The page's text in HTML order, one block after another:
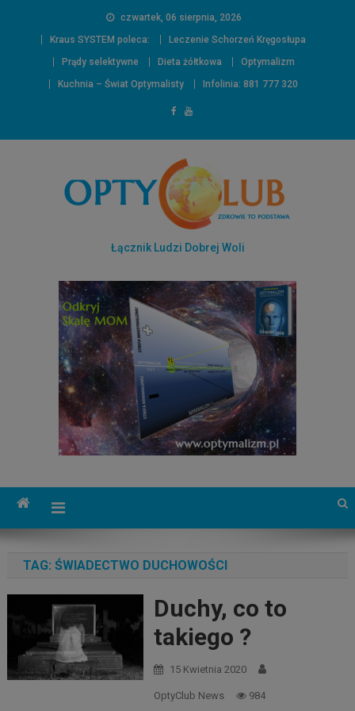
czwartek, 06 sierpnia, 2026
Kraus SYSTEM poleca:
Leczenie Schorzeń Kręgosłupa
Prądy selektywne
Dieta żółtkowa
Optymalizm
Kuchnia – Świat Optymalisty
Infolinia: 881 777 320
Łącznik Ludzi Dobrej Woli
TAG: ŚWIADECTWO DUCHOWOŚCI
Duchy, co to
takiego ?
15 Kwietnia 2020
OptyClub News 984